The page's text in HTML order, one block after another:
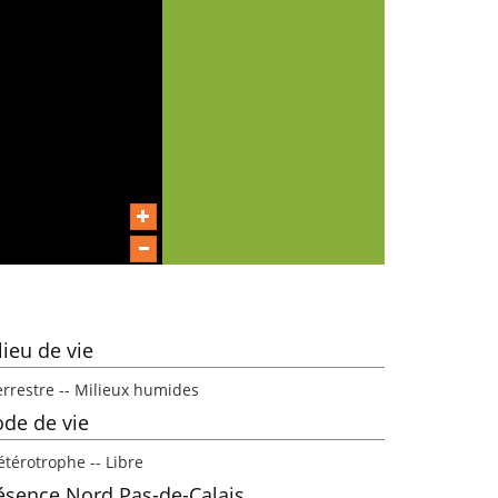
de vie
-- Milieux humides
de vie
-- Libre